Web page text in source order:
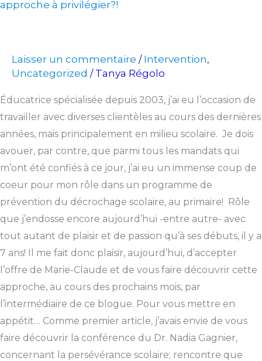
approche à privilégier?!
Laisser un commentaire / Intervention,
Uncategorized / Tanya Régolo
Éducatrice spécialisée depuis 2003, j’ai eu l’occasion de
travailler avec diverses clientèles au cours des dernières
années, mais principalement en milieu scolaire. Je dois
avouer, par contre, que parmi tous les mandats qui
m’ont été confiés à ce jour, j’ai eu un immense coup de
coeur pour mon rôle dans un programme de
prévention du décrochage scolaire, au primaire! Rôle
que j’endosse encore aujourd’hui -entre autre- avec
tout autant de plaisir et de passion qu’à ses débuts, il y a
7 ans! Il me fait donc plaisir, aujourd’hui, d’accepter
l’offre de Marie-Claude et de vous faire découvrir cette
approche, au cours des prochains mois, par
l’intermédiaire de ce blogue. Pour vous mettre en
appétit… Comme premier article, j’avais envie de vous
faire découvrir la conférence du Dr. Nadia Gagnier,
concernant la persévérance scolaire; rencontre que